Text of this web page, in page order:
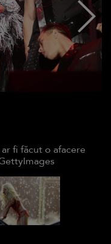
fi făcut o afacere